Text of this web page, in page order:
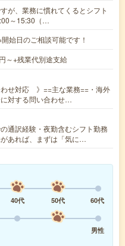
が、業務に慣れてくるとシフト
～15:30（…
始日のご相談可能です！
～+残業代別途支給
せ対応 》==主な業務==・海外
対する問い合わせ…
通訳経験・夜勤含むシフト勤務
あれば、まずは「気に…
40代 50代
60代
男性